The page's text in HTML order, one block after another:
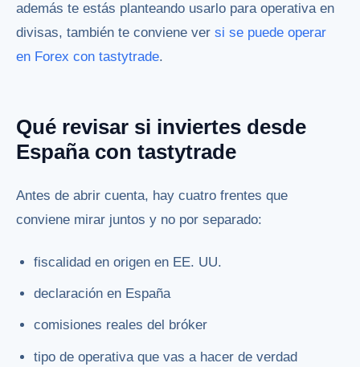
además te estás planteando usarlo para operativa en
divisas, también te conviene ver si se puede operar
en Forex con tastytrade.
Qué revisar si inviertes desde
España con tastytrade
Antes de abrir cuenta, hay cuatro frentes que
conviene mirar juntos y no por separado:
fiscalidad en origen en EE. UU.
declaración en España
comisiones reales del bróker
tipo de operativa que vas a hacer de verdad